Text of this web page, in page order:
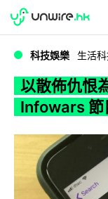
WWDC 2026
科技娛樂 生活
以散佈仇恨
Infowars 節